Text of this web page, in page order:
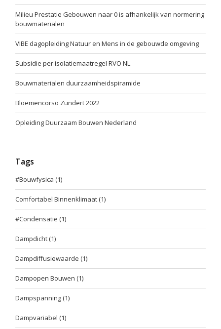
Milieu Prestatie Gebouwen naar 0 is afhankelijk van normering
bouwmaterialen
VIBE dagopleiding Natuur en Mens in de gebouwde omgeving
Subsidie per isolatiemaatregel RVO NL
Bouwmaterialen duurzaamheidspiramide
Bloemencorso Zundert 2022
Opleiding Duurzaam Bouwen Nederland
Tags
#Bouwfysica (1)
Comfortabel Binnenklimaat(1)
#Condensatie (1)
Dampdicht(1)
Dampdiffusiewaarde (1)
Dampopen Bouwen (1)
Dampspanning(1)
Dampvariabel (1)